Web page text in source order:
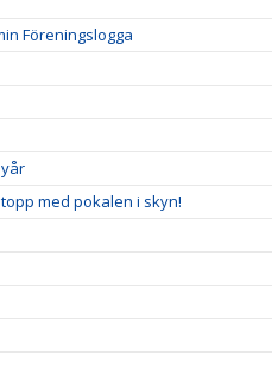
Föreningslogga
topp med pokalen i skyn!